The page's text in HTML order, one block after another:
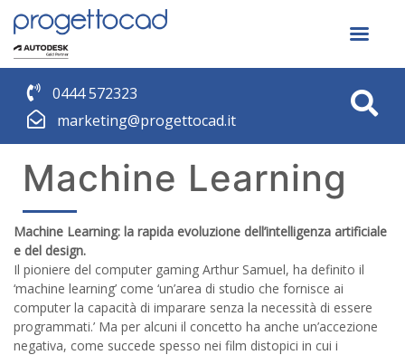
0444 572323
marketing@progettocad.it
Machine Learning
Machine Learning: la rapida evoluzione dell’intelligenza artificiale
e del design.
Il pioniere del computer gaming Arthur Samuel, ha definito il
‘machine learning’ come ‘un’area di studio che fornisce ai
computer la capacità di imparare senza la necessità di essere
programmati.’ Ma per alcuni il concetto ha anche un’accezione
negativa, come succede spesso nei film distopici in cui i